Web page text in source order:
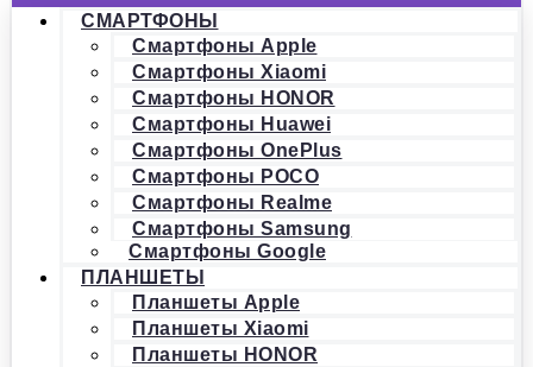
СМАРТФОНЫ
Смартфоны Apple
Смартфоны Xiaomi
Смартфоны HONOR
Смартфоны Huawei
Смартфоны OnePlus
Смартфоны POCO
Смартфоны Realme
Смартфоны Samsung
Смартфоны Google
ПЛАНШЕТЫ
Планшеты Apple
Планшеты Xiaomi
Планшеты HONOR